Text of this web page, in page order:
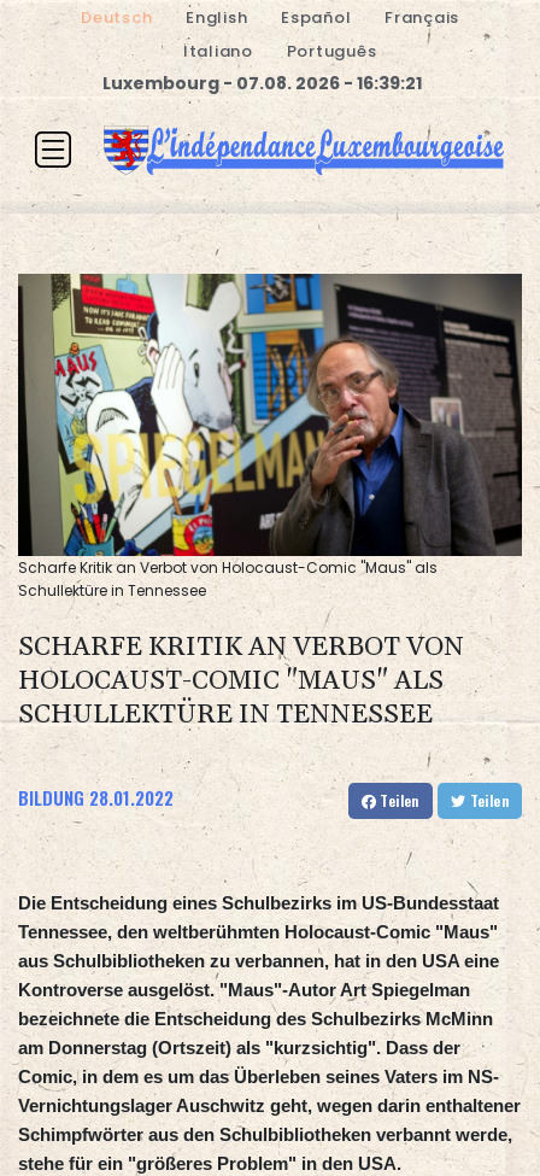
Deutsch English Español
Français
Italiano
Português
Luxembourg - 07.08. 2026 - 16:39:21
Scharfe Kritik an Verbot von Holocaust-Comic "Maus" als
Schullektüre in Tennessee
SCHARFE KRITIK AN VERBOT VON
HOLOCAUST-COMIC "MAUS" ALS
SCHULLEKTÜRE IN TENNESSEE
BILDUNG 28.01.2022 Teilen Teilen
Die Entscheidung eines Schulbezirks im US-Bundesstaat
Tennessee, den weltberühmten Holocaust-Comic "Maus"
aus Schulbibliotheken zu verbannen, hat in den USA eine
Kontroverse ausgelöst. "Maus"-Autor Art Spiegelman
bezeichnete die Entscheidung des Schulbezirks McMinn
am Donnerstag (Ortszeit) als "kurzsichtig". Dass der
Comic, in dem es um das Überleben seines Vaters im NS-
Vernichtungslager Auschwitz geht, wegen darin enthaltener
Schimpfwörter aus den Schulbibliotheken verbannt werde,
stehe für ein "größeres Problem" in den USA.